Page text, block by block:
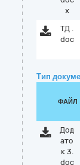
x
ТД .
doc
Тип
ФАЙЛ
Дод
ато
к 3.
doc